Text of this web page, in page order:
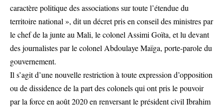
caractère politique des associations sur toute l’étendue du
territoire national », dit un décret pris en conseil des ministres par
le chef de la junte au Mali, le colonel Assimi Goïta, et lu devant
des journalistes par le colonel Abdoulaye Maïga, porte-parole du
gouvernement.
Il s’agit d’une nouvelle restriction à toute expression d’opposition
ou de dissidence de la part des colonels qui ont pris le pouvoir
par la force en août 2020 en renversant le président civil Ibrahim